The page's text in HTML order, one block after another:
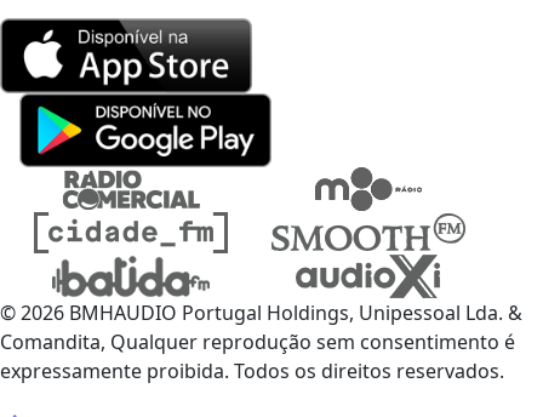
© 2026 BMHAUDIO Portugal Holdings, Unipessoal Lda. &
Comandita, Qualquer reprodução sem consentimento é
expressamente proibida. Todos os direitos reservados.